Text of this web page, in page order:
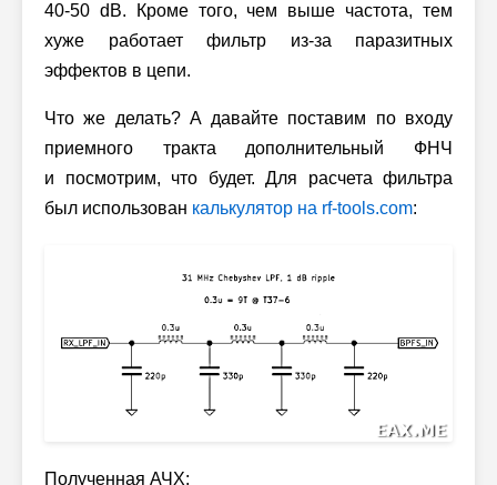
40-50 dB. Кроме того, чем выше частота, тем
хуже работает фильтр из-за паразитных
эффектов в цепи.
Что же делать? А давайте поставим по входу
приемного тракта дополнительный ФНЧ
и посмотрим, что будет. Для расчета фильтра
был использован калькулятор на rf-tools.com:
Полученная АЧХ: